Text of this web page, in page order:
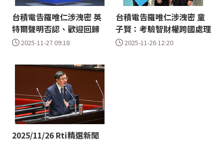
台積電告羅唯仁涉洩密 英
特爾聲明否認、歡迎回歸
2025-11-27 09:18
台積電告羅唯仁涉洩密 童
子賢：考驗智財權跨國處理
2025-11-26 12:20
2025/11/26 Rti精選新聞